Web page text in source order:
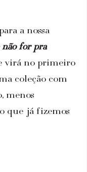
a nossa
não for pra
virá no primeiro
coleção com
menos
que já fizemos